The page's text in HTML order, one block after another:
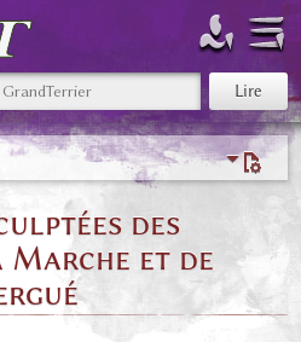
des
Marche et de